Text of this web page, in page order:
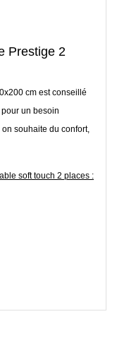
Prestige 2
cm est conseillé
un besoin
souhaite du confort,
softtouch 2 places :